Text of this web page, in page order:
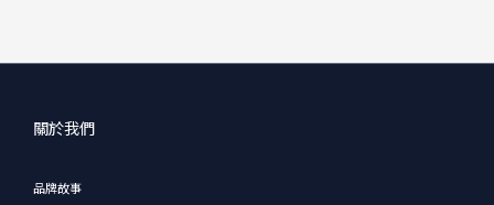
關於我們
品牌故事